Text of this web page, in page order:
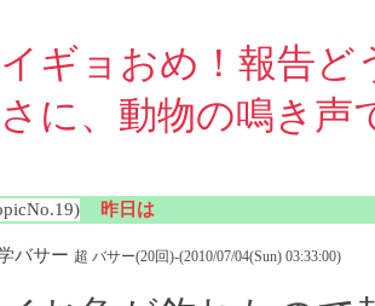
ギョおめ！報告ど
に、動物の鳴き声
昨日は
バサー 超 バサー(20回)-(2010/07/04(Sun) 03:33:00)